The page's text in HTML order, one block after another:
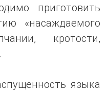
приготовить
«насаждаемого
кротости,
языка